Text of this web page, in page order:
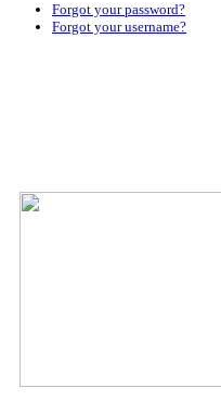
Forgot your password?
Forgot your username?